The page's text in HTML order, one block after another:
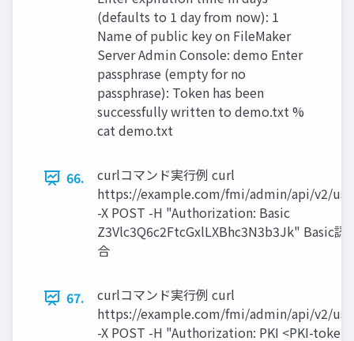
(defaults to 1 day from now): 1
Name of public key on FileMaker
Server Admin Console: demo Enter
passphrase (empty for no
passphrase): Token has been
successfully written to demo.txt %
cat demo.txt
66.
curlコマンド実行例 curl
https://example.com/fmi/admin/api/v2/
-X POST -H "Authorization: Basic
Z3Vlc3Q6c2FtcGxlLXBhc3N3b3Jk" Basic認
合
67.
curlコマンド実行例 curl
https://example.com/fmi/admin/api/v2/
-X POST -H "Authorization: PKI <PKI-